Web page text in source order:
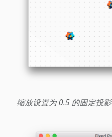
缩放设置为 0.5 的固定投影